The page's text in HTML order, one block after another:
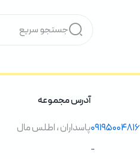
۰۹۱۹۵۰۰۴۸۱۶
-
آدرس مجموعه
پاسداران ، اطلس مال